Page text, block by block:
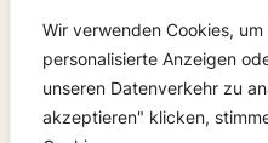
Wir verwenden Cookies,
personalisierte Anzeigen
unseren Datenverkehr zu
akzeptieren" klicken,
FOLGEN SIE